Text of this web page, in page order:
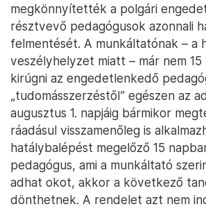
megkönnyítették a polgári
résztvevő pedagógusok azonnali
felmentését. A munkáltatónak – a
veszélyhelyzet miatt – már nem
kirúgni az engedetlenkedő
„tudomásszerzéstől” egészen az
augusztus 1. napjáig bármikor
ráadásul visszamenőleg is
hatálybalépést megelőző 15
pedagógus, ami a munkáltató
adhat okot, akkor a következő
dönthetnek. A rendelet azt nem